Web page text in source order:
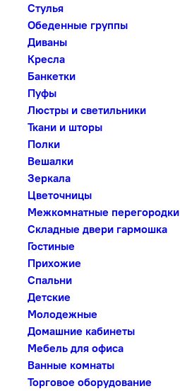
Стулья
Обеденные группы
Диваны
Кресла
Банкетки
Пуфы
Люстры и светильники
Ткани и шторы
Полки
Вешалки
Зеркала
Цветочницы
Межкомнатные перегородки
Складные двери гармошка
Гостиные
Прихожие
Спальни
Детские
Молодежные
Домашние кабинеты
Мебель для офиса
Ванные комнаты
Торговое оборудование